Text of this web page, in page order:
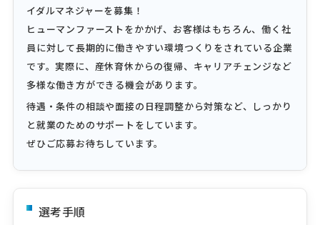
イダルマネジャーを募集！
ヒューマンファーストをかかげ、お客様はもちろん、働く社
員に対して長期的に働きやすい環境つくりをされている企業
です。実際に、産休育休からの復帰、キャリアチェンジなど
多様な働き方ができる機会があります。
待遇・条件の相談や面接の日程調整から対策など、しっかり
と就業のためのサポートをしています。
ぜひご応募お待ちしています。
選考手順